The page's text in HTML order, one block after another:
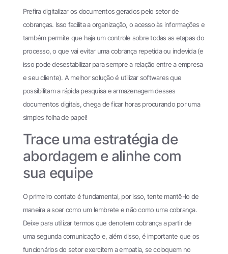
Prefira digitalizar os documentos gerados pelo setor de
cobranças. Isso facilita a organização, o acesso às informações e
também permite que haja um controle sobre todas as etapas do
processo, o que vai evitar uma cobrança repetida ou indevida (e
isso pode desestabilizar para sempre a relação entre a empresa
e seu cliente). A melhor solução é utilizar softwares que
possibilitam a rápida pesquisa e armazenagem desses
documentos digitais, chega de ficar horas procurando por uma
simples folha de papel!
Trace uma estratégia de
abordagem e alinhe com
sua equipe
O primeiro contato é fundamental, por isso, tente mantê-lo de
maneira a soar como um lembrete e não como uma cobrança.
Deixe para utilizar termos que denotem cobrança a partir de
uma segunda comunicação e, além disso, é importante que os
funcionários do setor exercitem a empatia, se coloquem no